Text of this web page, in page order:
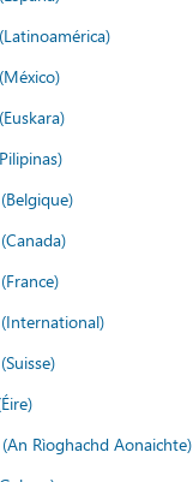
Rìoghachd Aonaichte)